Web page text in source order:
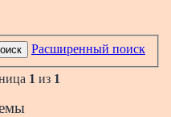
Расширенный поиск
1 из 1